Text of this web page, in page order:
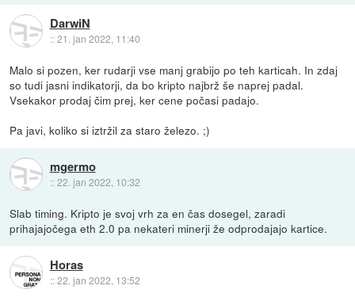
DarwiN
::21. jan 2022, 11:40
Malo si pozen, ker rudarji vse manj grabijo po teh karticah. In zdaj
so tudi jasni indikatorji, da bo kripto najbrž še naprej padal.
Vsekakor prodaj čim prej, ker cene počasi padajo.
Pa javi, koliko si iztržil za staro železo. ;)
mgermo
::22. jan 2022, 10:32
Slab timing. Kripto je svoj vrh za en čas dosegel, zaradi
prihajajočega eth 2.0 pa nekateri minerji že odprodajajo kartice.
Horas
::22. jan 2022, 13:52